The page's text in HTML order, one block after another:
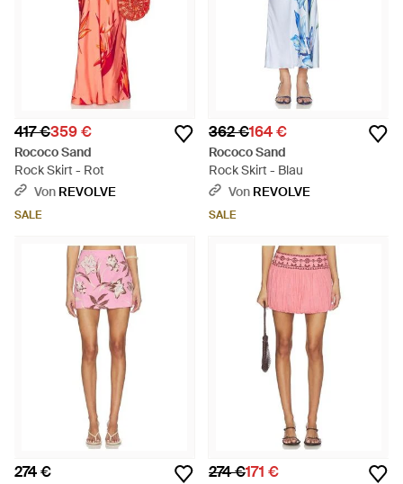
417 €359 €
Rococo Sand
Rock Skirt - Rot
Von REVOLVE
SALE
362 €164 €
Rococo Sand
Rock Skirt - Blau
Von REVOLVE
SALE
274 € 274 €171 €